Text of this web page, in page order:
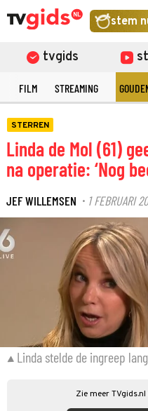
stem
tvgids
FILM STREAMING
STERREN
Linda de Mol (61)
na operatie: ‘Nog
JEF WILLEMSEN · 1 FEBRUARI
Linda stelde de ingreep
Zie meer